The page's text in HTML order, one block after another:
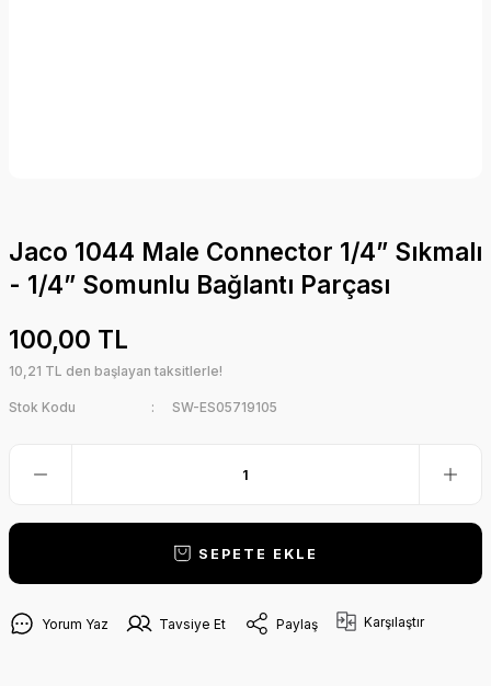
Jaco 1044 Male Connector 1/4” Sıkmalı
- 1/4” Somunlu Bağlantı Parçası
100,00 TL
10,21 TL den başlayan taksitlerle!
Stok Kodu SW-ES05719105
SEPETE EKLE
Yorum Yaz Tavsiye Et Paylaş Karşılaştır